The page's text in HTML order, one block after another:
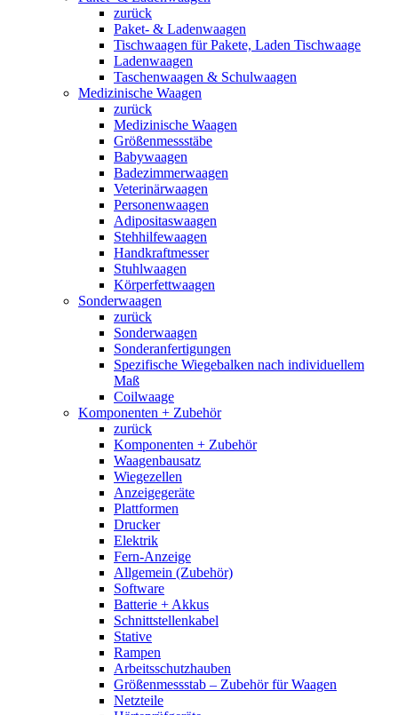
zurück
Paket- & Ladenwaagen
Tischwaagen für Pakete, Laden Tischwaage
Ladenwaagen
Taschenwaagen & Schulwaagen
Medizinische Waagen
zurück
Medizinische Waagen
Größenmessstäbe
Babywaagen
Badezimmerwaagen
Veterinärwaagen
Personenwaagen
Adipositaswaagen
Stehhilfewaagen
Handkraftmesser
Stuhlwaagen
Körperfettwaagen
Sonderwaagen
zurück
Sonderwaagen
Sonderanfertigungen
Spezifische Wiegebalken nach individuellem
Maß
Coilwaage
Komponenten + Zubehör
zurück
Komponenten + Zubehör
Waagenbausatz
Wiegezellen
Anzeigegeräte
Plattformen
Drucker
Elektrik
Fern-Anzeige
Allgemein (Zubehör)
Software
Batterie + Akkus
Schnittstellenkabel
Stative
Rampen
Arbeitsschutzhauben
Größenmessstab – Zubehör für Waagen
Netzteile